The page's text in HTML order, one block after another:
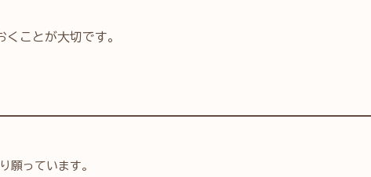
くことが大切です。
願っています。